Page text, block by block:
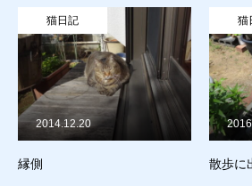
買取り
販売
お問合せ
猫日記
質預かり お問合せ
2016.05.23